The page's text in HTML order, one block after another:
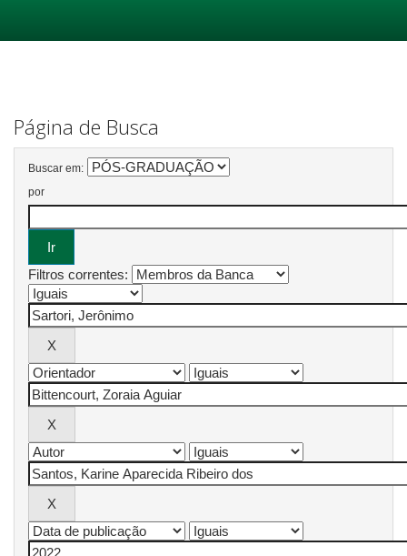
Página de Busca
Buscar em:
por
Filtros correntes: